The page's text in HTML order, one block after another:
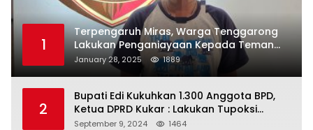
1
Terpengaruh Miras, Warga Tenggarong
Lakukan Penganiayaan Kepada Teman
Sendiri
January 28, 2025 1889
2
Bupati Edi Kukuhkan 1.300 Anggota BPD,
Ketua DPRD Kukar : Lakukan Tupoksi
Dengan Baik Untuk Wujudkan
September 9, 2024 1464